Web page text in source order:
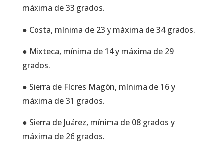
máxima de 33 grados.
● Costa, mínima de 23 y máxima de 34 grados.
● Mixteca, mínima de 14 y máxima de 29
grados.
● Sierra de Flores Magón, mínima de 16 y
máxima de 31 grados.
● Sierra de Juárez, mínima de 08 grados y
máxima de 26 grados.